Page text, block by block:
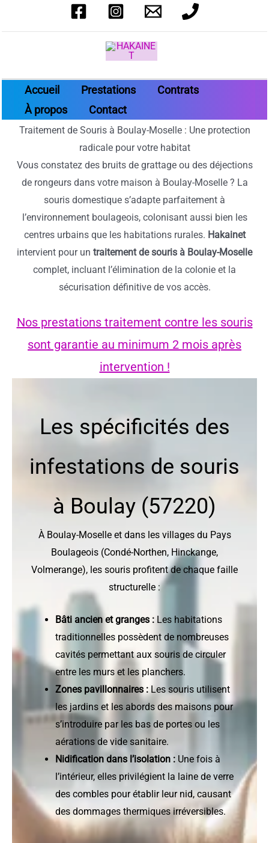
Accueil Prestations
Contrats
À propos
Contact
Traitement de Souris à Boulay-Moselle : Une protection
radicale pour votre habitat
Vous constatez des bruits de grattage ou des déjections
de rongeurs dans votre maison à Boulay-Moselle ? La
souris domestique s’adapte parfaitement à
l’environnement boulageois, colonisant aussi bien les
centres urbains que les habitations rurales. Hakainet
intervient pour un traitement de souris à Boulay-Moselle
complet, incluant l’élimination de la colonie et la
sécurisation définitive de vos accès.
Nos prestations traitement contre les souris
sont garantie au minimum 2 mois après
intervention !
Les spécificités des
infestations de souris
à Boulay (57220)
À Boulay-Moselle et dans les villages du Pays
Boulageois (Condé-Northen, Hinckange,
Volmerange), les souris profitent de chaque faille
structurelle :
Bâti ancien et granges : Les habitations
traditionnelles possèdent de nombreuses
cavités permettant aux souris de circuler
entre les murs et les planchers.
Zones pavillonnaires :Les souris utilisent
les jardins et les abords des maisons pour
s’introduire par les bas de portes ou les
aérations de vide sanitaire.
Nidification dans l’isolation : Une fois à
l’intérieur, elles privilégient la laine de verre
des combles pour établir leur nid, causant
des dommages thermiques irréversibles.